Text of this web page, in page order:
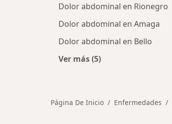
Dolor abdominal en Rionegro
Dolor abdominal en Amaga
Dolor abdominal en Bello
Ver más (5)
Página De Inicio Enfermedades